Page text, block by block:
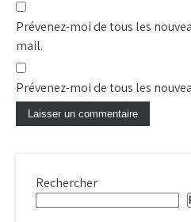
Prévenez-moi de tous les
mail.
Prévenez-moi de tous les
Rechercher